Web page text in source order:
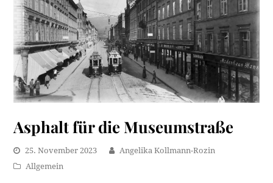
Asphalt für die Museumstraße
25. November 2023
Angelika Kollmann-Rozin
Allgemein